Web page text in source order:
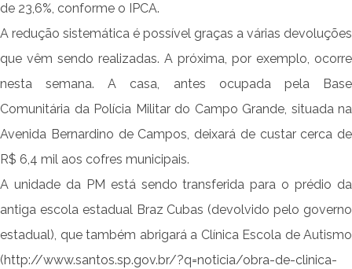
de 23,6%, conforme o IPCA.
A redução sistemática é possível graças a várias devoluções
que vêm sendo realizadas. A próxima, por exemplo, ocorre
nesta semana. A casa, antes ocupada pela Base
Comunitária da Polícia Militar do Campo Grande, situada na
Avenida Bernardino de Campos, deixará de custar cerca de
R$ 6,4 mil aos cofres municipais.
A unidade da PM está sendo transferida para o prédio da
antiga escola estadual Braz Cubas (devolvido pelo governo
estadual), que também abrigará a Clínica Escola de Autismo
(http://www.santos.sp.gov.br/?q=noticia/obra-de-clinica-